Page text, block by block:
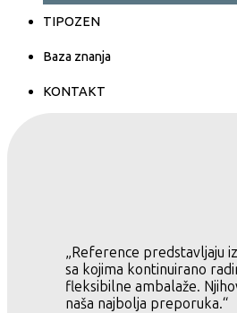
TIPOZEN
Baza znanja
KONTAKT
„Reference predstavljaju
sa kojima kontinuirano
fleksibilne ambalaže.
naša najbolja preporuka.“